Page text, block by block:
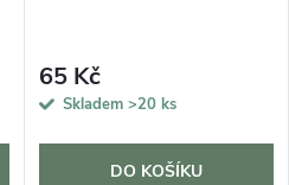
65 Kč
Skladem >20 ks
DO KOŠÍKU